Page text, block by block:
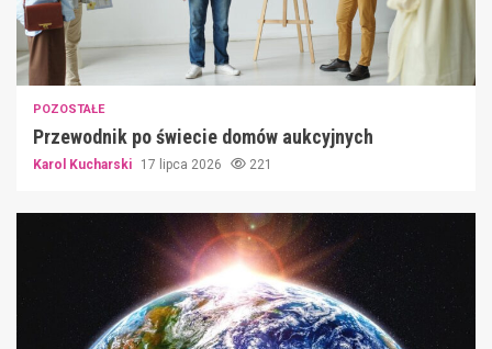
POZOSTAŁE
Przewodnik po świecie domów aukcyjnych
Karol Kucharski 17 lipca 2026 221